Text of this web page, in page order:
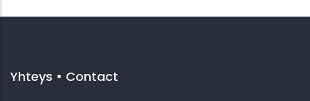
Yhteys • Contact